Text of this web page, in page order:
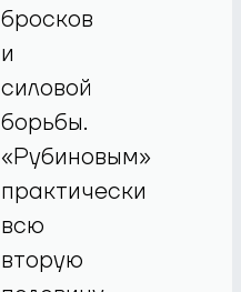
бросков
и
силовой
борьбы.
«Рубиновым»
практически
всю
вторую